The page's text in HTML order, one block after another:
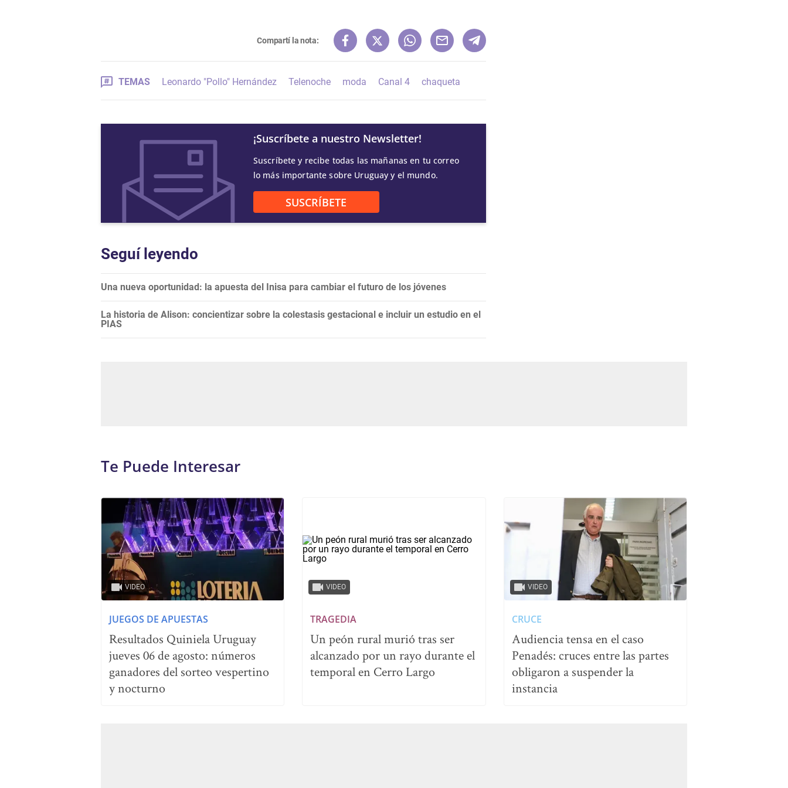
Compartí la nota:
TEMAS Leonardo "Pollo" Hernández Telenoche moda Canal 4 chaqueta
¡Suscríbete a nuestro Newsletter!
Suscríbete y recibe todas las mañanas en tu correo
lo más importante sobre Uruguay y el mundo.
SUSCRÍBETE
Seguí leyendo
Una nueva oportunidad: la apuesta del Inisa para cambiar el futuro de los jóvenes
La historia de Alison: concientizar sobre la colestasis gestacional e incluir un estudio en el
PIAS
Te Puede Interesar
VIDEO
JUEGOS DE APUESTAS
Resultados Quiniela Uruguay
jueves 06 de agosto: números
ganadores del sorteo vespertino
y nocturno
VIDEO
TRAGEDIA
Un peón rural murió tras ser
alcanzado por un rayo durante el
temporal en Cerro Largo
VIDEO
CRUCE
Audiencia tensa en el caso
Penadés: cruces entre las partes
obligaron a suspender la
instancia